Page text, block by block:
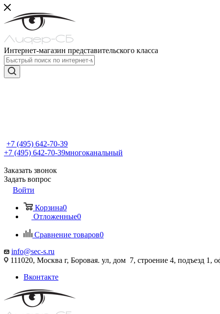
Интернет-магазин представительского класса
+7 (495) 642-70-39
+7 (495) 642-70-39многоканальный
Заказать звонок
Задать вопрос
Войти
Корзина0
Отложенные0
Сравнение товаров0
info@sec-s.ru
111020, Москва г, Боровая. ул, дом 7, строение 4, подъезд 1,
Вконтакте